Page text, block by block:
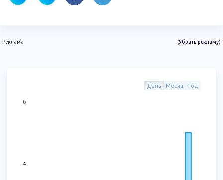
Реклама (Убрать рекламу)
День Месяц Год
4
6